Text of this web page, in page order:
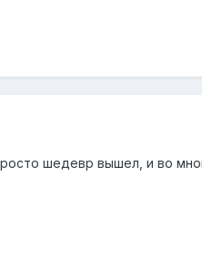
шедевр вышел, и во